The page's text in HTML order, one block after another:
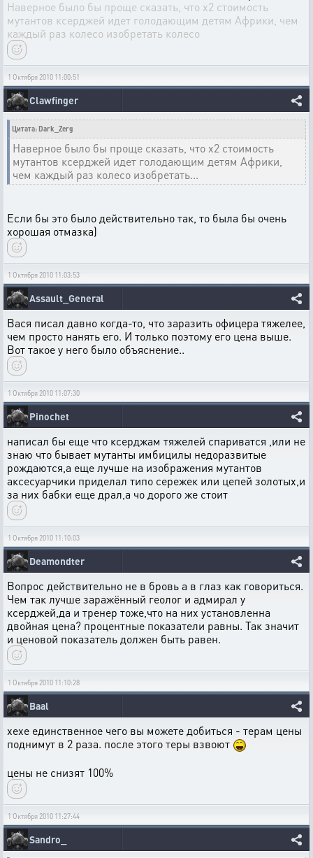
Наверное было бы проще сказать, что х2 стоимость
мутантов ксерджей идет голодающим детям Африки, чем
каждый раз колесо изобретать колесо
1 Октября 2010 11:00:51
Clawfinger
Цитата: Dark_Zerg
Наверное было бы проще сказать, что х2 стоимость
мутантов ксерджей идет голодающим детям Африки,
чем каждый раз колесо изобретать...
Если бы это было действительно так, то была бы очень
хорошая отмазка)
1 Октября 2010 11:03:53
Assault_General
Вася писал давно когда-то, что заразить офицера тяжелее,
чем просто нанять его. И только поэтому его цена выше.
Вот такое у него было объяснение..
1 Октября 2010 11:07:30
Pinochet
написал бы еще что ксерджам тяжелей спариватся ,или не
знаю что бывает мутанты имбицилы недоразвитые
рождаются,а еще лучше на изображения мутантов
аксесуарчики приделал типо сережек или цепей золотых,и
за них бабки еще драл,а чо дорого же стоит
1 Октября 2010 11:10:03
Deamondter
Вопрос действительно не в бровь а в глаз как говориться.
Чем так лучше заражённый геолог и адмирал у
ксерджей,да и тренер тоже,что на них установленна
двойная цена? процентные показатели равны. Так значит
и ценовой показатель должен быть равен.
1 Октября 2010 11:10:28
Baal
хехе единственное чего вы можете добиться - терам цены
поднимут в 2 раза. после этого теры взвоют
цены не снизят 100%
1 Октября 2010 11:27:44
Sandro_